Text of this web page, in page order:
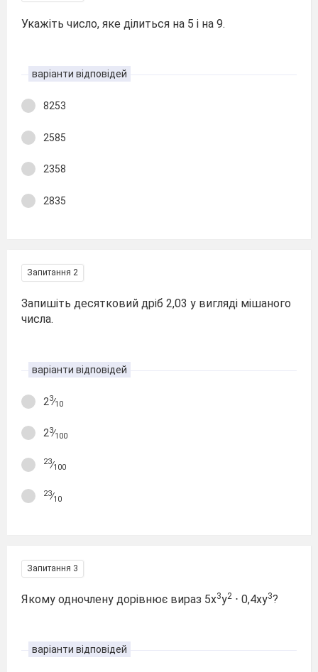
Укажіть число, яке ділиться на 5 і на 9.
варіанти відповідей
8253
2585
2358
2835
Запитання 2
Запишіть десятковий дріб 2,03 у вигляді мішаного
числа.
варіанти відповідей
23∕10
23∕100
23∕100
23∕10
Запитання 3
Якому одночлену дорівнює вираз 5х3у2 ⋅ 0,4ху3?
варіанти відповідей